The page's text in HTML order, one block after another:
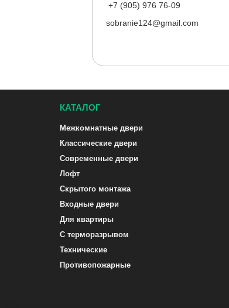
+7 (905) 976 76-09
sobranie124@gmail.com
КАТАЛОГ
Межкомнатные двери
Классические двери
Современные двери
Лофт
Скрытого монтажа
Входные двери
Для квартиры
С терморазрывом
Технические
Противопожарные